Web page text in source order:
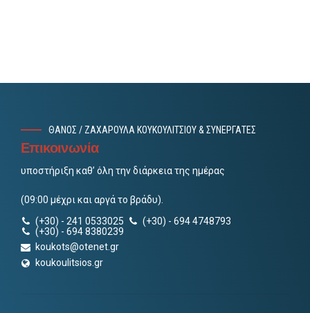
ΘΑΝΟΣ / ΖΑΧΑΡΟΥΛΑ ΚΟΥΚΟΥΛΙΤΣΙΟΥ & ΣΥΝΕΡΓΑΤΕΣ
Επικοινωνία
υποστήριξη καθ’ όλη την διάρκεια της ημέρας
(09:00 μέχρι και αργά το βράδυ).
(+30) - 241 0533025
(+30) - 694 4748793
(+30) - 694 8380239
koukots@otenet.gr
koukoulitsios.gr